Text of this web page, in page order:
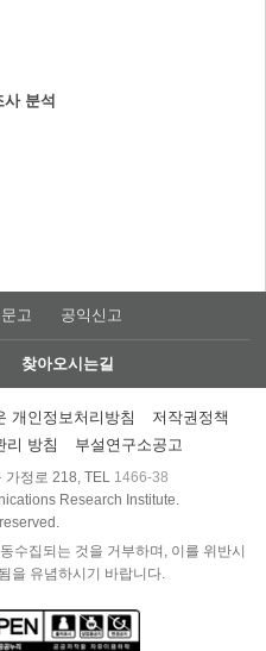
분석
고 공익신고
찾아오시는길
개인정보처리방침
저작권정책
리 방침
부설연구소공고
가정로 218, TEL 1466-38
Research Institute.
수집되는 것을 거부하며, 이를 위반시
을 유념하시기 바랍니다.